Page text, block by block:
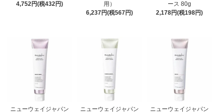
4,752円(税432円)
用）
6,237円(税567円)
ース 80g
2,178円(税198円)
ニューウェイジャパン
ニューウェイジャパン
ニューウェイジャパン